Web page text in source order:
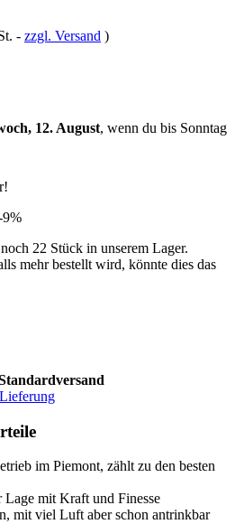
- zzgl. Versand )
12. August, wenn du bis Sonntag
9%
22 Stück in unserem Lager.
mehr bestellt wird, könnte dies das
im Piemont, zählt zu den besten
Lage mit Kraft und Finesse
mit viel Luft aber schon antrinkbar